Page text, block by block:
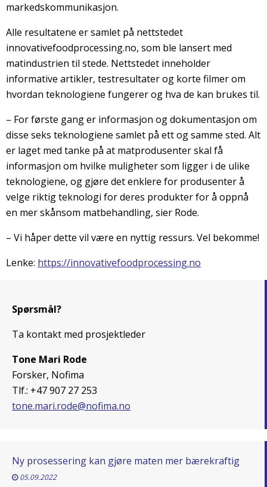
markedskommunikasjon.
Alle resultatene er samlet på nettstedet
innovativefoodprocessing.no, som ble lansert med
matindustrien til stede. Nettstedet inneholder
informative artikler, testresultater og korte filmer om
hvordan teknologiene fungerer og hva de kan brukes til.
– For første gang er informasjon og dokumentasjon om
disse seks teknologiene samlet på ett og samme sted. Alt
er laget med tanke på at matprodusenter skal få
informasjon om hvilke muligheter som ligger i de ulike
teknologiene, og gjøre det enklere for produsenter å
velge riktig teknologi for deres produkter for å oppnå
en mer skånsom matbehandling, sier Rode.
– Vi håper dette vil være en nyttig ressurs. Vel bekomme!
Lenke: https://innovativefoodprocessing.no
Spørsmål?
Ta kontakt med prosjektleder
Tone Mari Rode
Forsker, Nofima
Tlf.: +47 907 27 253
tone.mari.rode@nofima.no
Ny prosessering kan gjøre maten mer bærekraftig
05.09.2022